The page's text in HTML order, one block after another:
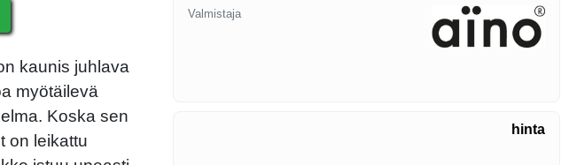
kaunis juhlava
myötäilevä
Koska sen
on leikattu
Valmistaja
hinta